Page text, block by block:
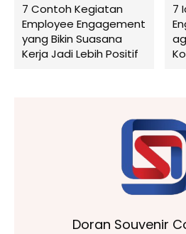
7 Contoh Kegiatan
Employee Engagement
yang Bikin Suasana
Kerja Jadi Lebih Positif
7
Doran Souvenir